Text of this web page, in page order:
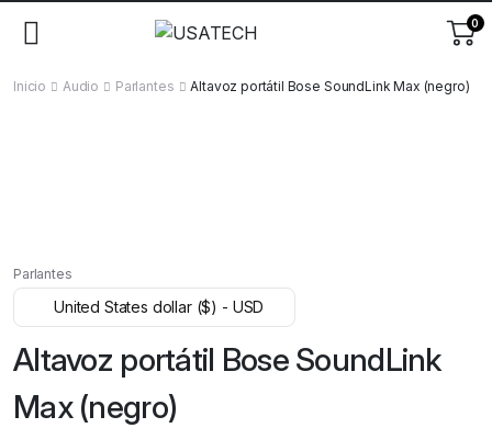
0
Inicio Audio Parlantes Altavoz portátil Bose SoundLink Max (negro)
Parlantes
United States dollar ($) - USD
Altavoz portátil Bose SoundLink
Max (negro)